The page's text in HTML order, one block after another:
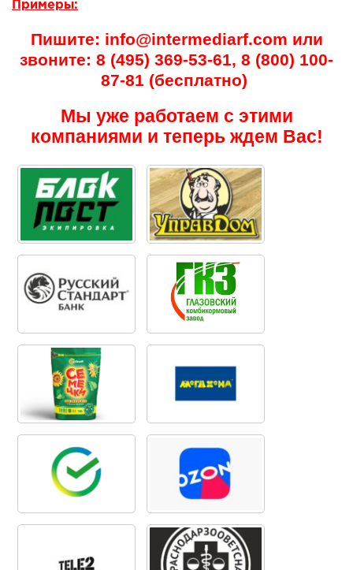
Примеры:
Пишите: info@intermediarf.com или
звоните: 8 (495) 369-53-61, 8 (800) 100-
87-81 (бесплатно)
Мы уже работаем с этими
компаниями и теперь ждем Вас!